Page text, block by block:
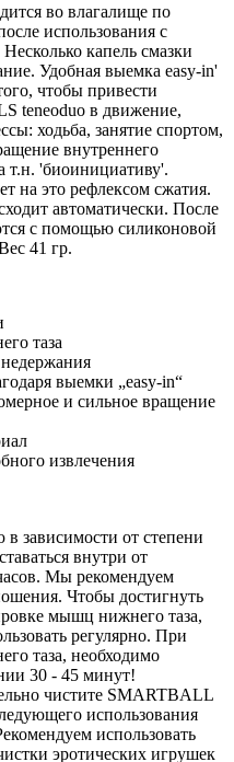
во влагалище по
использования с
капель смазки
Удобная выемка easy-in'
чтобы привести
teneoduo в движение,
ходьба, занятие спортом,
внутреннего
т.н. 'биоинициативу'.
на это рефлексом сжатия.
автоматически. После
с помощью силиконовой
41 гр.
таза
выемки „easy-in“
и сильное вращение
извлечения
зависимости от степени
внутри от
Мы рекомендуем
Чтобы достигнуть
мышц нижнего таза,
регулярно. При
таза, необходимо
30 - 45 минут!
чистите SMARTBALL
использования
использовать
эротических игрушек